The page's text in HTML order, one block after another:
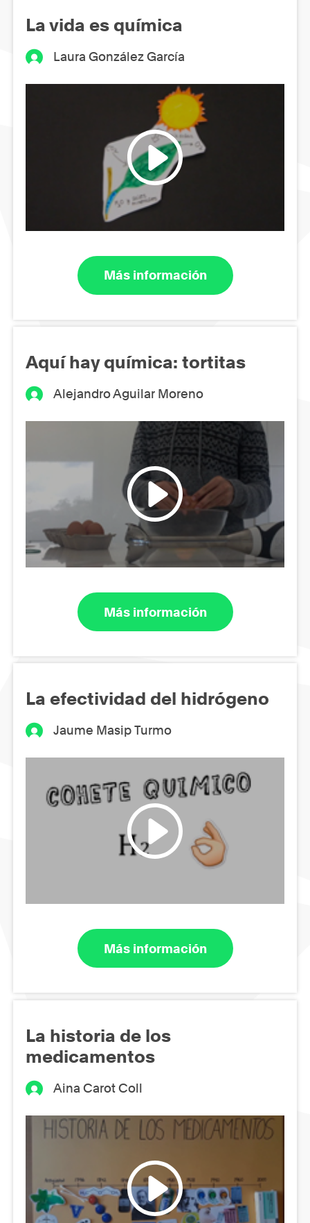
La vida es química
Laura González García
Más información
Aquí hay química: tortitas
Alejandro Aguilar Moreno
Más información
La efectividad del hidrógeno
Jaume Masip Turmo
Más información
La historia de los
medicamentos
Aina Carot Coll